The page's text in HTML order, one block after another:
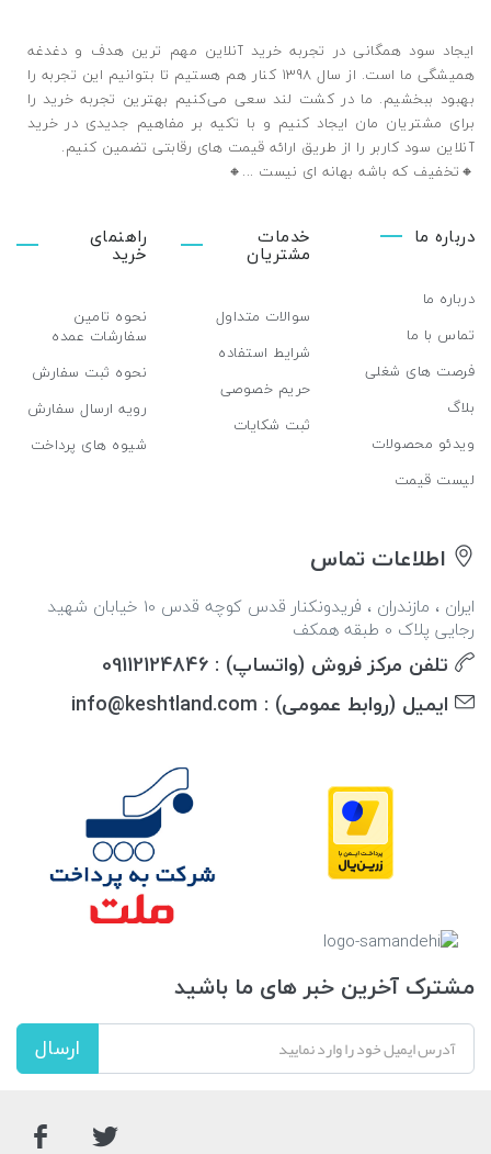
ایجاد سود همگانی در تجربه خرید آنلاین مهم ترین هدف و دغدغه
همیشگی ما است. از سال 1398 کنار هم هستیم تا بتوانیم این تجربه را
بهبود ببخشیم. ما در کشت لند سعی می‌کنیم بهترین تجربه خرید را
برای مشتریان مان ایجاد کنیم و با تکیه بر مفاهیم جدیدی در خرید
آنلاین سود کاربر را از طریق ارائه قیمت های رقابتی تضمین ‌کنیم.
🔸تخفیف که باشه بهانه ای نیست ...🔸️
درباره ما
درباره ما
تماس با ما
فرصت های شغلی
بلاگ
ویدئو محصولات
لیست قیمت
خدمات
مشتریان
سوالات متداول
شرایط استفاده
حریم خصوصی
ثبت شکایات
راهنمای
خرید
نحوه تامین
سفارشات عمده
نحوه ثبت سفارش
رویه ارسال سفارش
شیوه های پرداخت
اطلاعات تماس
ایران ، مازندران ، فریدونکنار قدس کوچه قدس 10 خیابان شهید
رجایی پلاک 0 طبقه همکف
تلفن مرکز فروش (واتساپ) : 09112124846
ایمیل (روابط عمومی) : info@keshtland.com
مشترک آخرین خبر های ما باشید
ارسال